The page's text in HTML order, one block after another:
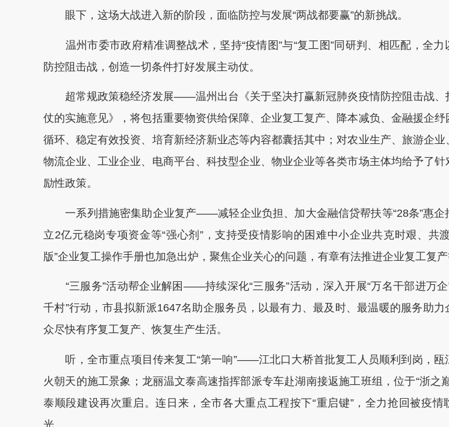
眼下，这场大战进入新的阶段，面临防控与发展“两战都要赢”的新挑战。
温州市委市政府精准调整战术，坚持“疫情图”与“复工图”同研判、相匹配，全力
防控阻击战，创造一切条件打好发展主动仗。
超常规政策稳经济发展——温州出台《关于坚决打赢新冠肺炎疫情防控阻击战、
仗的实施意见》，将包括重要物资供给保障、企业复工复产、降本减负、金融援企纾
循环、稳定有效投资、培育新经济新业态等内容都囊括其中；对农业生产、旅游企业
物流企业、工业企业、电商平台、科技型企业、物业企业等各类市场主体均给予了针
励性政策。
一系列措施密集助企业复产——减轻企业负担、加大金融信贷帮扶等“28条”惠企
立2亿元稳岗专项资金等“强心剂”，支持受疫情影响的困难中小企业共克时艰、共
版”企业复工操作手册也加急出炉，聚焦企业关心的问题，有章有法推进企业复工复产
“三服务”活动帮企业解困——持续深化“三服务”活动，深入开展“万名干部进万企
千村”行动，市县拟新派1647名助企服务员，以最有力、最及时、最温暖的服务助力
众尽快有序复工复产、恢复生产生活。
听，全市重点项目传来复工“第一响”——江北口大桥首批复工人员顺利到岗，瓯
火朝天的施工景象；龙丽温文泰高速指挥部派专车赴湖南接返施工班组，位于“浙之
泰顺段建设再次重启。连日来，全市各大重点工程按下“重启键”，全力抢回被疫情
光。